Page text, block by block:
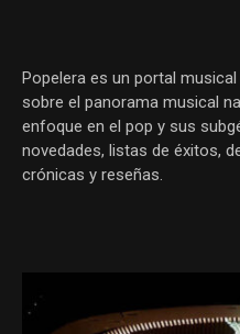
Popelera es un portal
sobre el panorama musical
enfoque en el pop y sus
novedades, listas de éxitos,
crónicas y reseñas.